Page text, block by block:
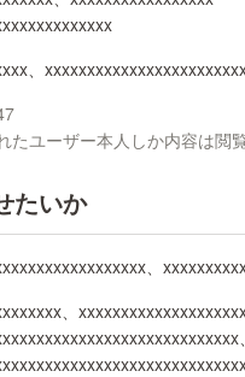
、
たユーザー本人しか内容は閲
たいか
、
、
、